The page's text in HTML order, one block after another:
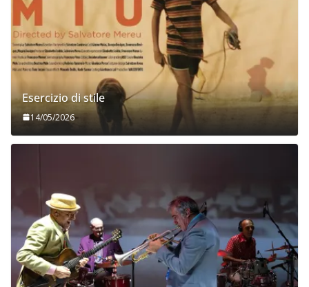
Esercizio di stile
14/05/2026